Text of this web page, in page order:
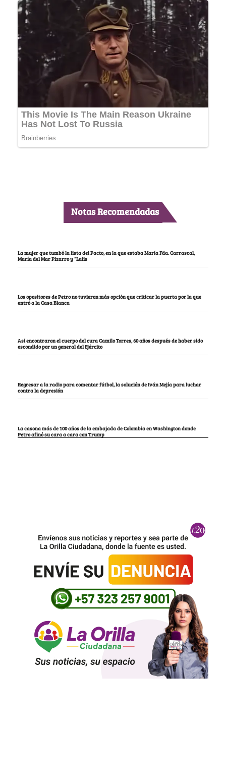
Notas Recomendadas
La mujer que tumbó la lista del Pacto, en la que estaba María Fda. Carrascal,
María del Mar Pizarro y “Lalis
Los opositores de Petro no tuvieron más opción que criticar la puerta por la que
entró a la Casa Blanca
Así encontraron el cuerpo del cura Camilo Torres, 60 años después de haber sido
escondido por un general del Ejército
Regresar a la radio para comentar fútbol, la solución de Iván Mejía para luchar
contra la depresión
La casona más de 100 años de la embajada de Colombia en Washington donde
Petro afinó su cara a cara con Trump